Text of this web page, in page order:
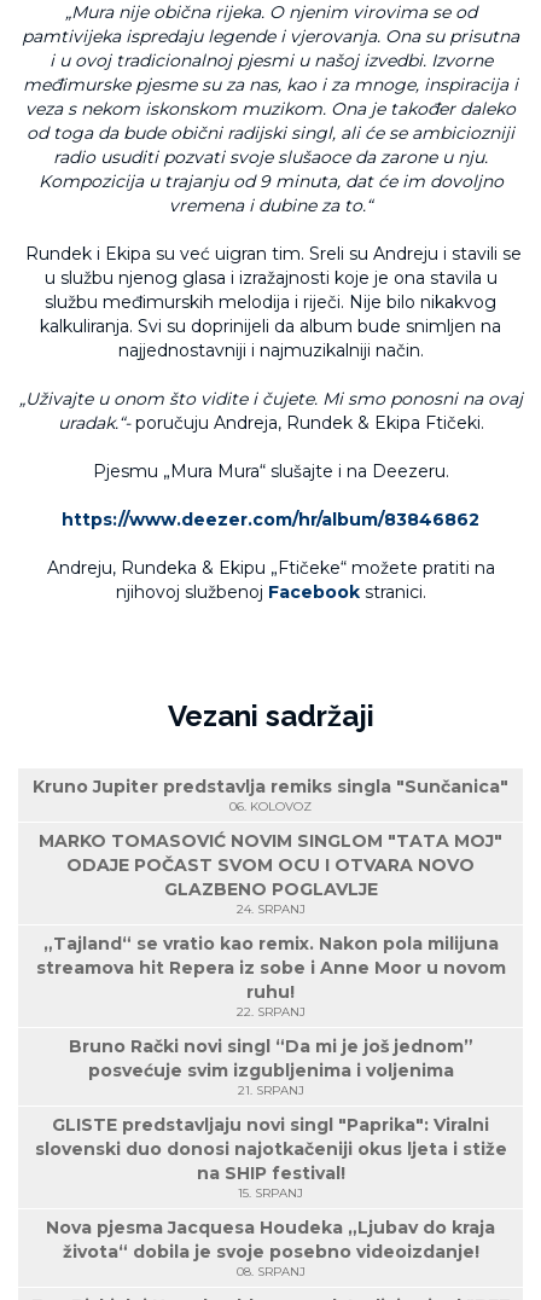
„Mura nije obična rijeka. O njenim virovima se od
pamtivijeka ispredaju legende i vjerovanja. Ona su prisutna
i u ovoj tradicionalnoj pjesmi u našoj izvedbi. Izvorne
međimurske pjesme su za nas, kao i za mnoge, inspiracija i
veza s nekom iskonskom muzikom. Ona je također daleko
od toga da bude obični radijski singl, ali će se ambiciozniji
radio usuditi pozvati svoje slušaoce da zarone u nju.
Kompozicija u trajanju od 9 minuta, dat će im dovoljno
vremena i dubine za to.“
Rundek i Ekipa su već uigran tim. Sreli su Andreju i stavili se
u službu njenog glasa i izražajnosti koje je ona stavila u
službu međimurskih melodija i riječi. Nije bilo nikakvog
kalkuliranja. Svi su doprinijeli da album bude snimljen na
najjednostavniji i najmuzikalniji način.
„Uživajte u onom što vidite i čujete. Mi smo ponosni na ovaj
uradak.“-poručuju Andreja, Rundek & Ekipa Ftičeki.
Pjesmu „Mura Mura“ slušajte i na Deezeru.
https://www.deezer.com/hr/album/83846862
Andreju, Rundeka & Ekipu „Ftičeke“ možete pratiti na
njihovoj službenoj Facebookstranici.
Vezani sadržaji
Kruno Jupiter predstavlja remiks singla "Sunčanica"
06. KOLOVOZ
MARKO TOMASOVIĆ NOVIM SINGLOM "TATA MOJ"
ODAJE POČAST SVOM OCU I OTVARA NOVO
GLAZBENO POGLAVLJE
24. SRPANJ
„Tajland“ se vratio kao remix. Nakon pola milijuna
streamova hit Repera iz sobe i Anne Moor u novom
ruhu!
22. SRPANJ
Bruno Rački novi singl “Da mi je još jednom”
posvećuje svim izgubljenima i voljenima
21. SRPANJ
GLISTE predstavljaju novi singl "Paprika": Viralni
slovenski duo donosi najotkačeniji okus ljeta i stiže
na SHIP festival!
15. SRPANJ
Nova pjesma Jacquesa Houdeka „Ljubav do kraja
života“ dobila je svoje posebno videoizdanje!
08. SRPANJ